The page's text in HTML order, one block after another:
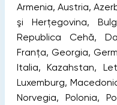
Armenia, Austria,
şi Herţegovina,
Republica Cehă,
Franţa, Georgia,
Italia, Kazahstan,
Luxemburg,
Norvegia, Polonia,